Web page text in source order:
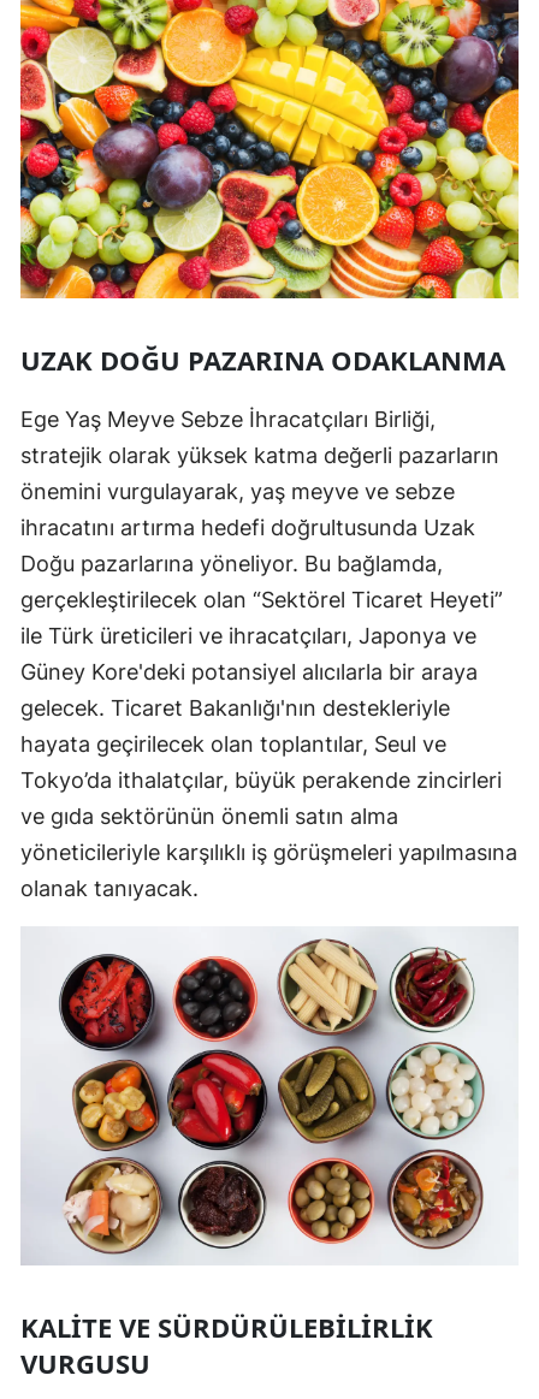
UZAK DOĞU PAZARINA ODAKLANMA
Ege Yaş Meyve Sebze İhracatçıları Birliği,
stratejik olarak yüksek katma değerli pazarların
önemini vurgulayarak, yaş meyve ve sebze
ihracatını artırma hedefi doğrultusunda Uzak
Doğu pazarlarına yöneliyor. Bu bağlamda,
gerçekleştirilecek olan “Sektörel Ticaret Heyeti”
ile Türk üreticileri ve ihracatçıları, Japonya ve
Güney Kore'deki potansiyel alıcılarla bir araya
gelecek. Ticaret Bakanlığı'nın destekleriyle
hayata geçirilecek olan toplantılar, Seul ve
Tokyo’da ithalatçılar, büyük perakende zincirleri
ve gıda sektörünün önemli satın alma
yöneticileriyle karşılıklı iş görüşmeleri yapılmasına
olanak tanıyacak.
KALITE VE SÜRDÜRÜLEBILIRLIK
VURGUSU